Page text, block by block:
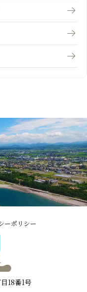
ーポリシー
18番1号